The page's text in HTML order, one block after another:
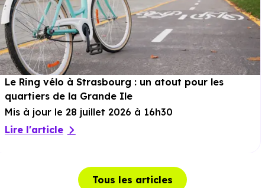
Le Ring vélo à Strasbourg : un atout pour les
quartiers de la Grande Ile
Mis à jour le 28 juillet 2026 à 16h30
Lire l'article
Tous les articles